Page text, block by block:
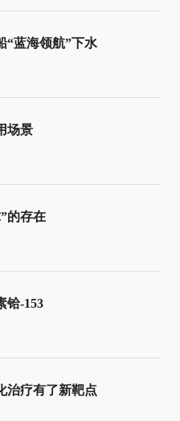
“蓝海领航”下水
场景
的存在
铪-153
治疗有了新靶点